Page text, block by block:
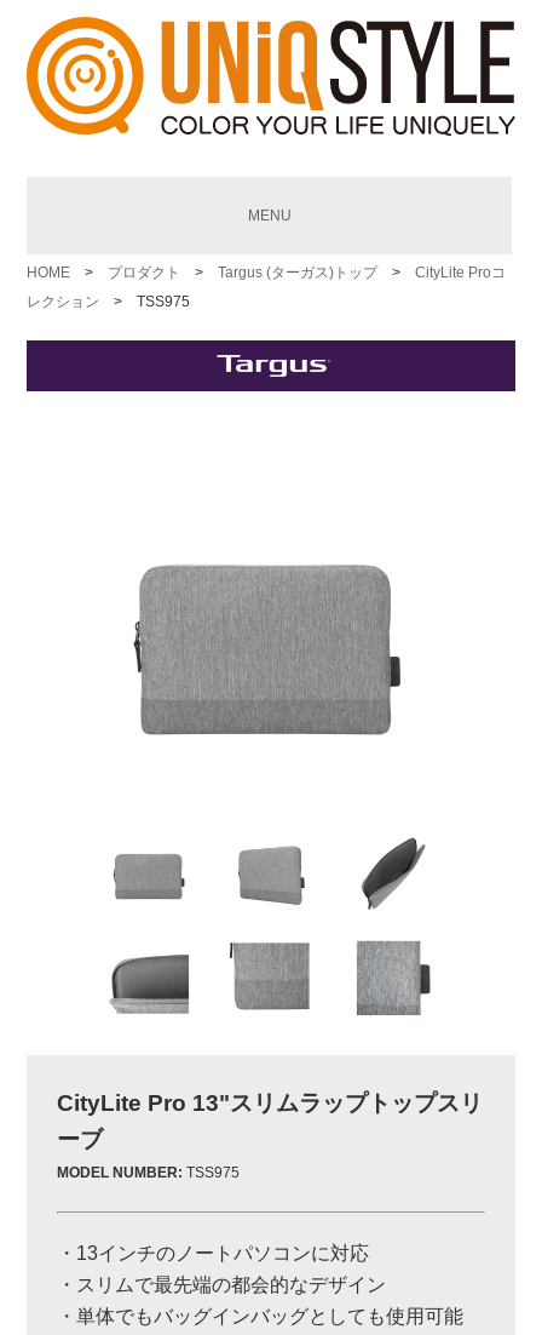
MENU
HOME > プロダクト >Targus (ターガス)トップ>CityLite Proコ
レクション
> TSS975
CityLite Pro 13"スリムラップトップスリ
ーブ
MODEL NUMBER: TSS975
・13インチのノートパソコンに対応
・スリムで最先端の都会的なデザイン
・単体でもバッグインバッグとしても使用可能